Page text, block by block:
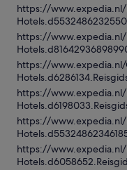
https://www.expedia.nl/
https://www.expedia.nl/
https://www.expedia.nl/
https://www.expedia.nl/
https://www.expedia.nl/
https://www.expedia.nl/